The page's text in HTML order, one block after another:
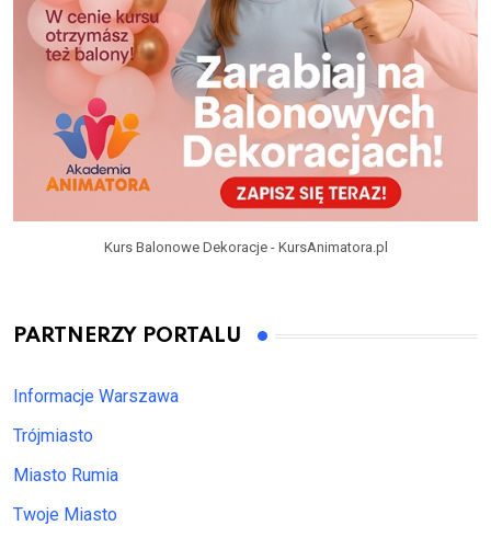
Kurs Balonowe Dekoracje - KursAnimatora.pl
PARTNERZY PORTALU
Informacje Warszawa
Trójmiasto
Miasto Rumia
Twoje Miasto